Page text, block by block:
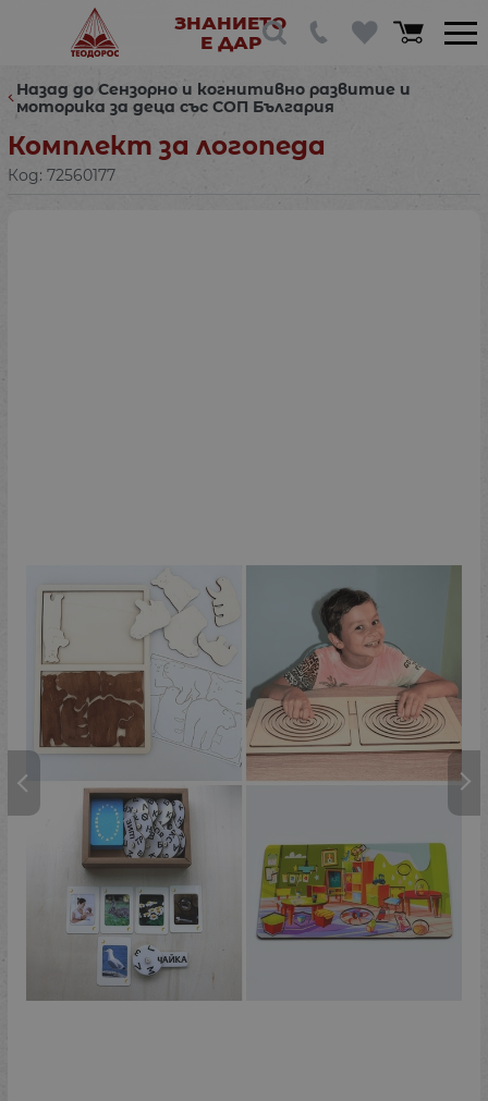
ЗНАНИЕТО
Е ДАР
Назад до Сензорно и когнитивно развитие и
моторика за деца със СОП България
Комплект за логопеда
Код: 72560177